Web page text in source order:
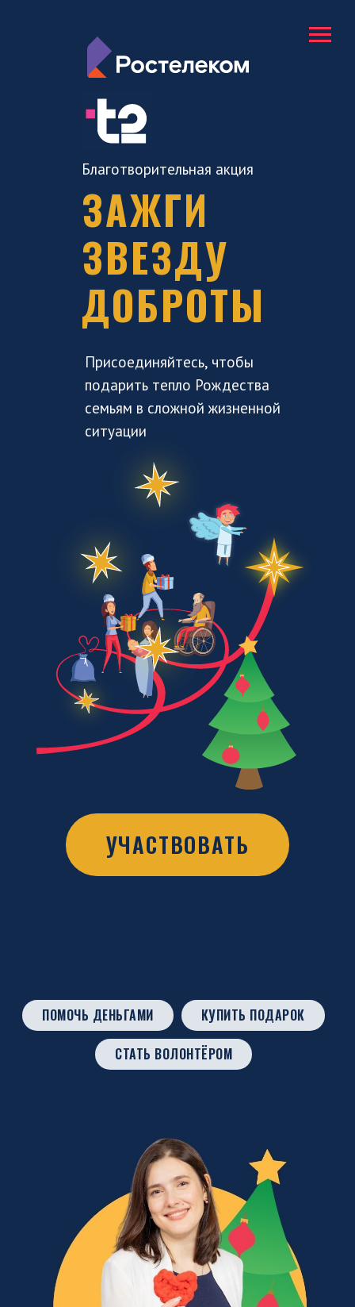
ЗАЖГИ
ЗВЕЗДУ
ДОБРОТЫ
Благотворительная акция
Присоединяйтесь, чтобы
подарить тепло Рождества
семьям в сложной жизненной
ситуации
УЧАСТВОВАТЬ
ПОМОЧЬ ДЕНЬГАМИ КУПИТЬ ПОДАРОК
СТАТЬ ВОЛОНТЁРОМ